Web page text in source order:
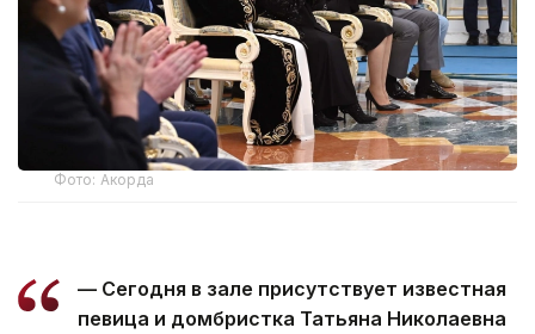
Фото: Акорда
— Сегодня в зале присутствует известная
певица и домбристка Татьяна Николаевна